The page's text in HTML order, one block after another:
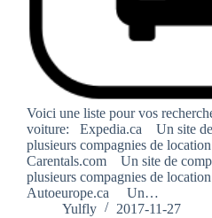
Voici une liste pour vos
voiture: Expedia.ca Un site de
plusieurs compagnies de
Carentals.com Un site de
plusieurs compagnies de
Autoeurope.ca Un…
Yulfly
2017-11-27